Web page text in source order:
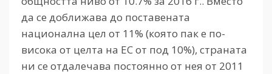
да се доближава до поставената
национална цел от 11% (която пак е по-
висока от целта на ЕС от под 10%), страната
ни се отдалечава постоянно от нея от 2011